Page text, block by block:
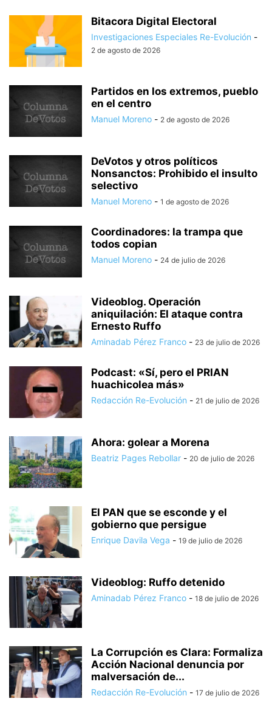
Bitacora Digital Electoral
Investigaciones Especiales Re-Evolución -
2 de agosto de 2026
Partidos en los extremos, pueblo
en el centro
Manuel Moreno - 2 de agosto de 2026
DeVotos y otros políticos
Nonsanctos: Prohibido el insulto
selectivo
Manuel Moreno - 1 de agosto de 2026
Coordinadores: la trampa que
todos copian
Manuel Moreno - 24 de julio de 2026
Videoblog. Operación
aniquilación: El ataque contra
Ernesto Ruffo
Aminadab Pérez Franco - 23 de julio de 2026
Podcast: «Sí, pero el PRIAN
huachicolea más»
Redacción Re-Evolución - 21 de julio de 2026
Ahora: golear a Morena
Beatriz Pages Rebollar - 20 de julio de 2026
El PAN que se esconde y el
gobierno que persigue
Enrique Davila Vega - 19 de julio de 2026
Videoblog: Ruffo detenido
Aminadab Pérez Franco - 18 de julio de 2026
La Corrupción es Clara: Formaliza
Acción Nacional denuncia por
malversación de...
Redacción Re-Evolución - 17 de julio de 2026